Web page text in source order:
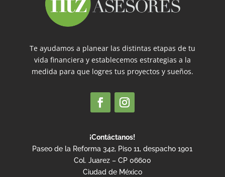
Te ayudamos a planear las distintas etapas de tu
vida financiera y establecemos estrategias a la
medida para que logres tus proyectos y sueños.
¡Contáctanos!
Paseo de la Reforma 342, Piso 11, despacho 1901
Col. Juarez – CP 06600
Ciudad de México